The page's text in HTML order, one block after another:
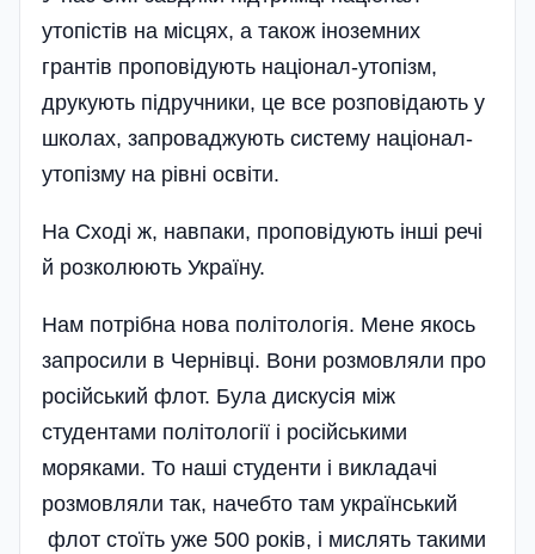
утопістів на місцях, а також іноземних
грантів проповідують націонал-утопізм,
друкують підручники, це все розповідають у
школах, запроваджують систему націонал-
утопізму на рівні освіти.
На Сході ж, навпаки, проповідують інші речі
й розколюють Україну.
Нам потрібна нова політологія. Мене якось
запросили в Чернівці. Вони розмовляли про
російський флот. Була дискусія між
студентами політології і російськими
моряками. То наші студенти і викладачі
розмовляли так, начебто там український
флот стоїть уже 500 років, і мислять такими